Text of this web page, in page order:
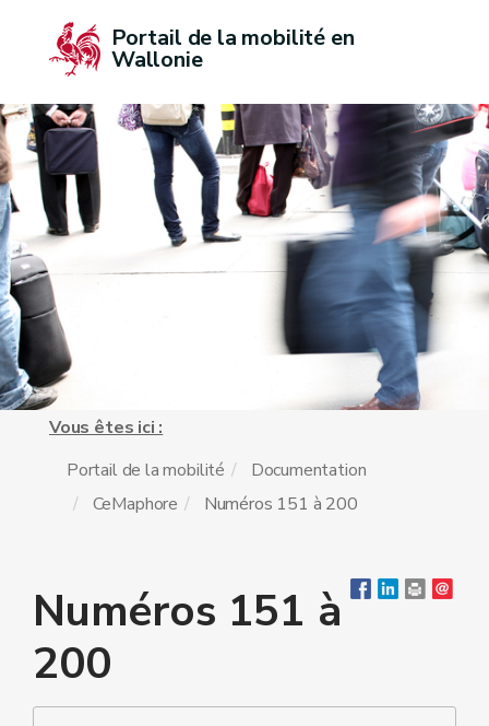
Portail de la mobilité en
Wallonie
Vous êtes ici :
Portail de la mobilité
Documentation
CeMaphore
Numéros 151 à 200
Numéros 151 à
200